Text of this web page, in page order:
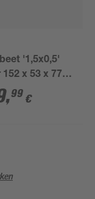
'1,5x0,5'
x 53 x 77
,99 €